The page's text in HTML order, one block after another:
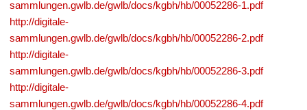
sammlungen.gwlb.de/gwlb/docs/kgbh/hb/00052286-1.pdf
http://digitale-
sammlungen.gwlb.de/gwlb/docs/kgbh/hb/00052286-2.pdf
http://digitale-
sammlungen.gwlb.de/gwlb/docs/kgbh/hb/00052286-3.pdf
http://digitale-
sammlungen.gwlb.de/gwlb/docs/kgbh/hb/00052286-4.pdf